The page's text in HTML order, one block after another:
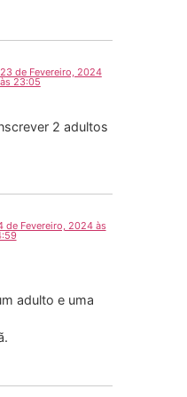
23 de Fevereiro, 2024
às 23:05
2 adultos
de Fevereiro, 2024 às
adulto e uma